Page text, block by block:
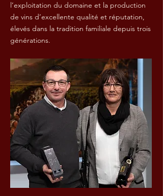
l’exploitation du domaine et la production
de vins d’excellente qualité et réputation,
élevés dans la tradition familiale depuis trois
générations.